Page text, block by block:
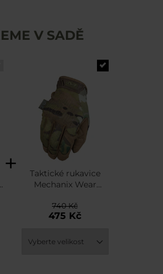
V SADĚ
Taktické rukavice
Mechanix Wear
475 Kč
740 Kč